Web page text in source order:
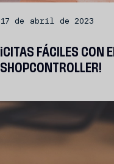
17 de abril de 2023
¡CITAS FÁCILES CON
SHOPCONTROLLER!